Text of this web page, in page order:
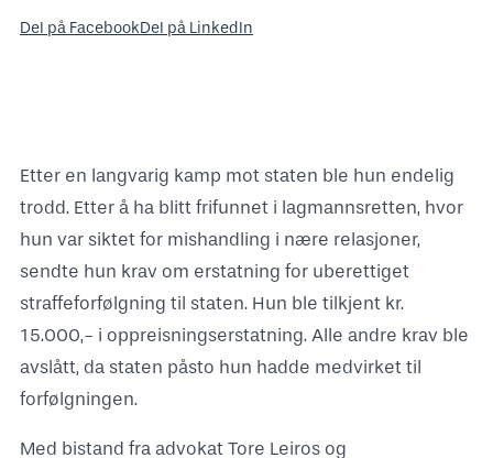
Del på FacebookDel på LinkedIn
Etter en langvarig kamp mot staten ble hun endelig
trodd. Etter å ha blitt frifunnet i lagmannsretten, hvor
hun var siktet for mishandling i nære relasjoner,
sendte hun krav om erstatning for uberettiget
straffeforfølgning til staten. Hun ble tilkjent kr.
15.000,- i oppreisningserstatning. Alle andre krav ble
avslått, da staten påsto hun hadde medvirket til
forfølgningen.
Med bistand fra advokat Tore Leiros og